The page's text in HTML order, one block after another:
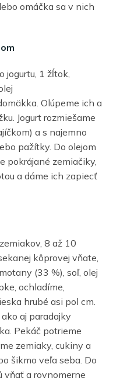
omáčka sa v nich
jogurtu, 1 žĺtok,
Olúpeme ich a
Jogurt rozmiešame
a s najemno
pažítky. Do olejom
pokrájané zemiačiky,
a dáme ich zapiecť
8 až 10
kôprovej vňate,
(33 %), soľ, olej
ochladíme,
hrubé asi pol cm.
aj paradajky
Pekáč potrieme
zemiaky, cukiny a
šikmo veľa seba. Do
vňať a rovnomerne